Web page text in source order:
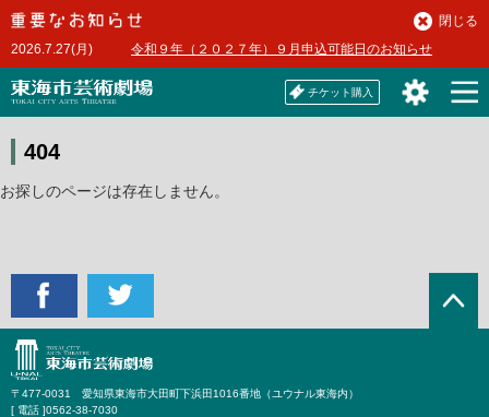
本
文
へ2026.7.27(月) 令和９年（２０２７年）９月申込可能日のお知らせ
閉じる
チケット購入
404
お探しのページは存在しません。
〒477-0031 愛知県東海市大田町下浜田1016番地（ユウナル東海内）
[ 電話 ]0562-38-7030